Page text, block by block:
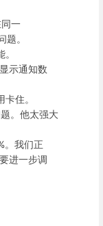
一
。
示通知数
住。
。他太强大
。我们正
进一步调